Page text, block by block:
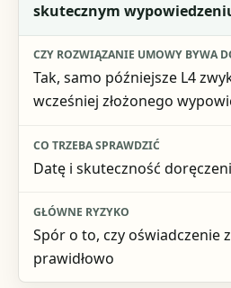
skutecznym
Tak, samo późniejsze L4
wcześniej złożonego
Datę i skuteczność
Spór o to, czy oświadczenie
prawidłowo